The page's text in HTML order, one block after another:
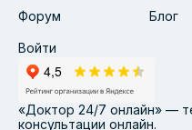
Форум Блог
Войти
«Доктор 24/7 онлайн» —
консультации онлайн.